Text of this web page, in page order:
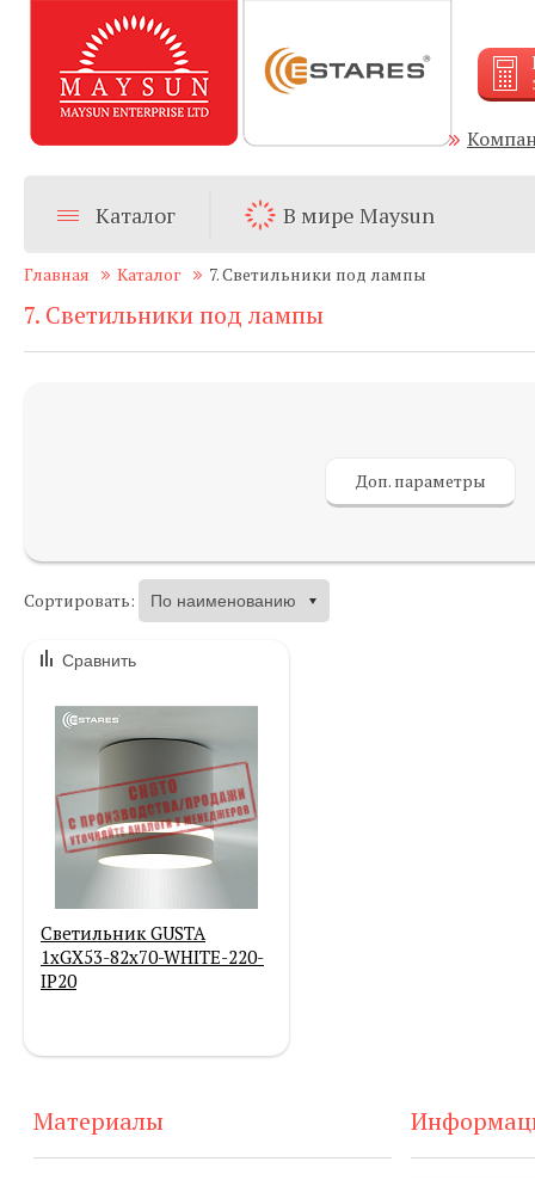
Каталог В мире Maysun
Главная Каталог 7. Светильники под лампы
7. Светильники под лампы
Доп. параметры
Сортировать:
Сравнить
Светильник GUSTA
1xGX53-82x70-WHITE-220-
IP20
Материалы